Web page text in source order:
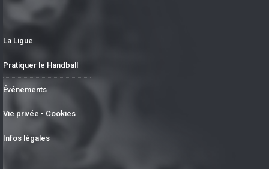
La Ligue
Pratiquer le Handball
Événements
Vie privée - Cookies
Infos légales